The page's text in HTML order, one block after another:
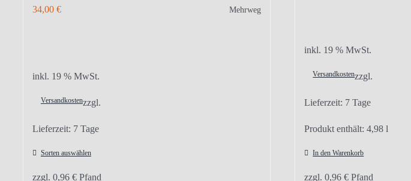
34,00 € Mehrweg
inkl. 19 % MwSt.
zzgl.
Versandkosten
Lieferzeit: 7 Tage
Sorten auswählen
zzgl. 0,96 €Pfand
inkl. 19 % MwSt.
zzgl.
Versandkosten
Lieferzeit: 7 Tage
Produkt enthält: 4,98l
In den Warenkorb
zzgl.0,96€ Pfand